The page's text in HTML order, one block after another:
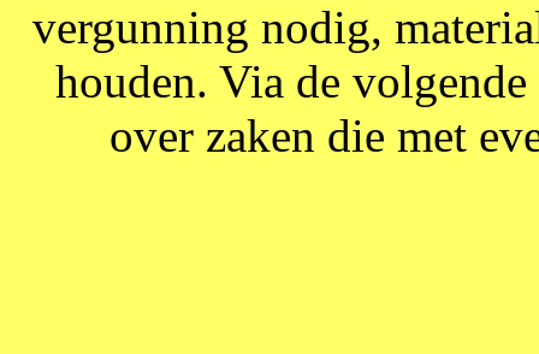
vergunning nodig,
houden. Via de
over zaken die met